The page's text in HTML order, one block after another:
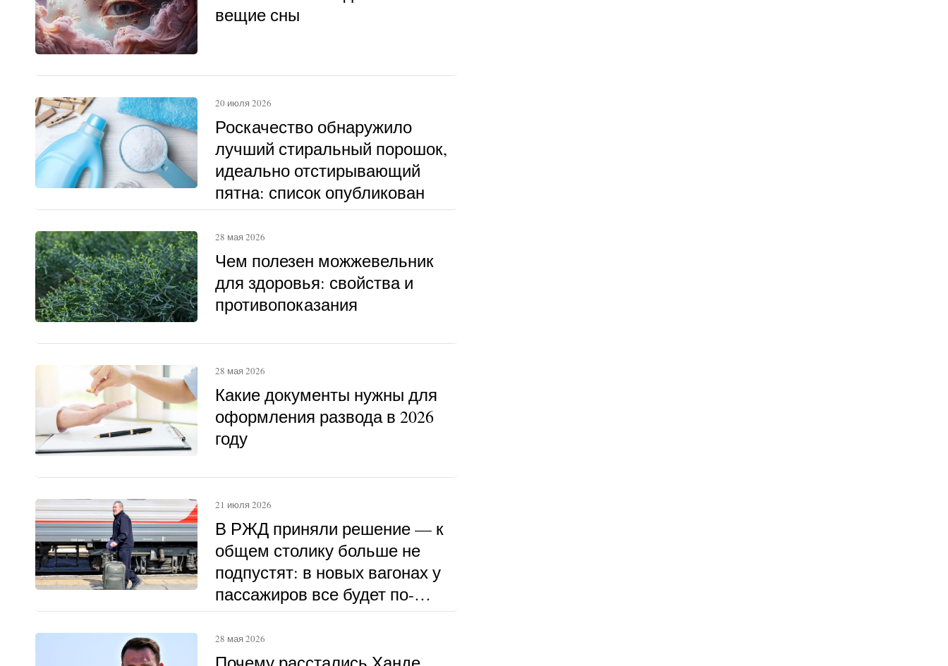
вещие сны
Роскачество обнаружило
лучший стиральный порошок,
идеально отстирывающий
пятна: список опубликован
20 июля 2026
Чем полезен можжевельник
для здоровья: свойства и
противопоказания
28 мая 2026
Какие документы нужны для
оформления развода в 2026
году
28 мая 2026
В РЖД приняли решение — к
общем столику больше не
подпустят: в новых вагонах у
пассажиров все будет по-
другому
21 июля 2026
28 мая 2026